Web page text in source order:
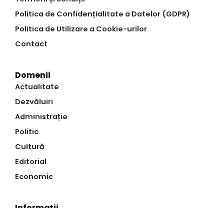
Politica de Confidențialitate a Datelor (GDPR)
Politica de Utilizare a Cookie-urilor
Contact
Domenii
Actualitate
Dezvăluiri
Administrație
Politic
Cultură
Editorial
Economic